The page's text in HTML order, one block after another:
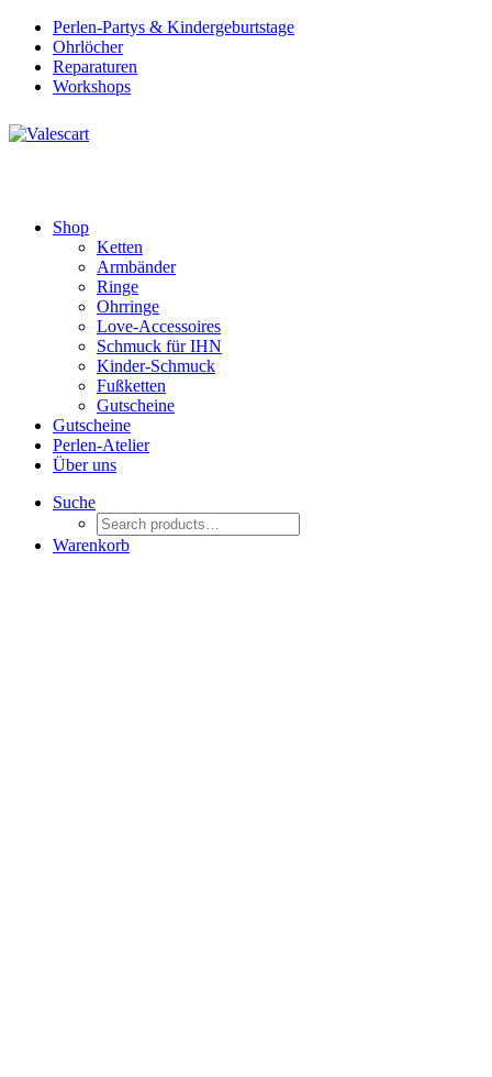
Perlen-Partys & Kindergeburtstage
Ohrlöcher
Reparaturen
Workshops
Shop
Ketten
Armbänder
Ringe
Ohrringe
Love-Accessoires
Schmuck für IHN
Kinder-Schmuck
Fußketten
Gutscheine
Gutscheine
Perlen-Atelier
Über uns
Suche
Warenkorb